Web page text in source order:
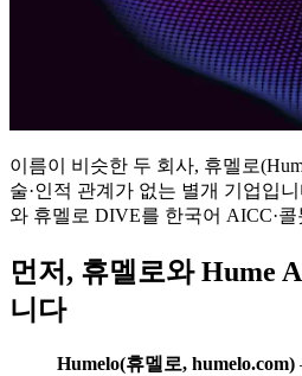
이름이 비슷한 두 회사, 휴멜로
술·인적 관계가 없는 별개 기업입
와 휴멜로 DIVE를 한국어 AICC·
먼저, 휴멜로와 Hume
니다
Humelo(휴멜로, humelo.com)